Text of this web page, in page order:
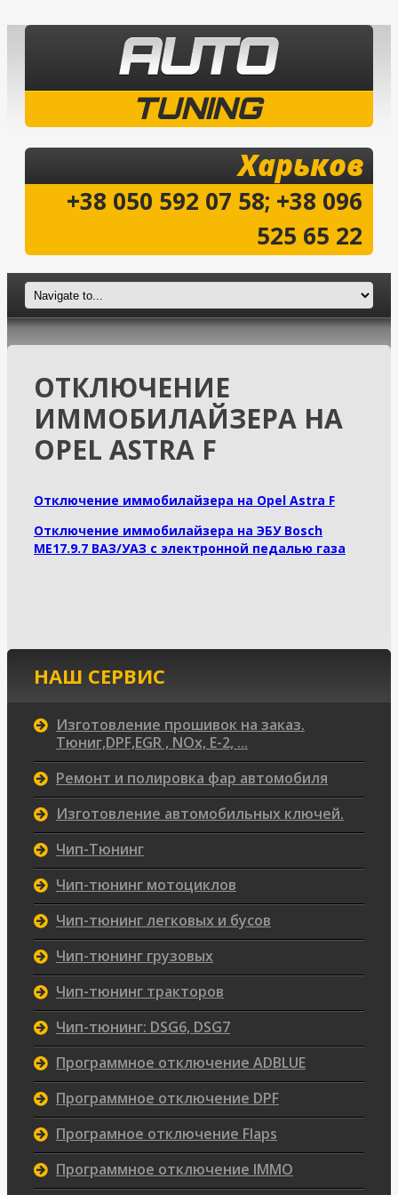
TUNING
Харьков
+38 050 592 07 58; +38 096
525 65 22
ОТКЛЮЧЕНИЕ
ИММОБИЛАЙЗЕРА НА
OPEL ASTRA F
Отключение иммобилайзера на Opel Astra F
Отключение иммобилайзера на ЭБУ Bosch
ME17.9.7 ВАЗ/УАЗ с электронной педалью газа
НАШ СЕРВИС
Изготовление прошивок на заказ.
Тюниг,DPF,EGR , NOx, Е-2, ...
Ремонт и полировка фар автомобиля
Изготовление автомобильных ключей.
Чип-Тюнинг
Чип-тюнинг мотоциклов
Чип-тюнинг легковых и бусов
Чип-тюнинг грузовых
Чип-тюнинг тракторов
Чип-тюнинг: DSG6, DSG7
Программное отключение ADBLUE
Программное отключение DPF
Програмное отключение Flaps
Программное отключение IMMO